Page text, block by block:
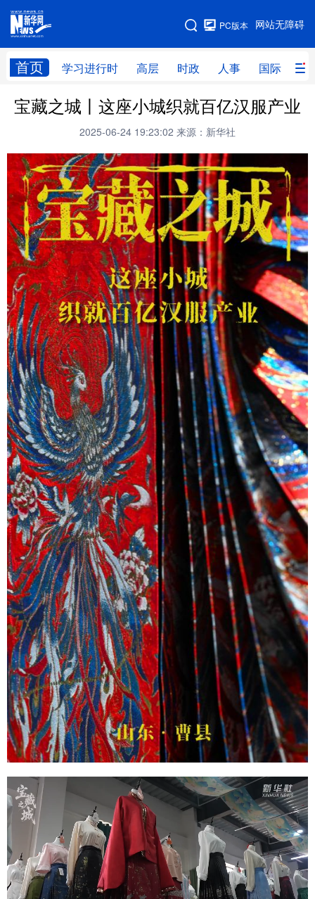
网站无障碍
PC版本
首页 学习进行时 高层 时政 人事 国际 财
网站地图
学习进行时 高层 时政 人事
财经 网评
台湾 思客智库 全球连线 教育
科技 科创 量子 体育
文化 书画 健康 军事
访谈 视频 图片
法律 中央文件 金融 汽车
食品 人居 信息化 数字经济
学术中国 乡村振兴 银龄 溯源中国
城市 旅游 能源 会展
彩票 娱乐 时尚 悦读
公益 一带一路 亚太网 上市公司
文化产业
地方频道
北京 天津 河北 山西
辽宁 吉林 上海 江苏
浙江 安徽 福建 江西
山东 河南 湖北 湖南
广东 广西 海南 重庆
四川 贵州 云南 西藏
陕西 甘肃 青海 宁夏
新疆 内蒙古 黑龙江
多语种频道
English Español Français عربى
Русский язык 日本語 한국어
Deutsch Português
宝藏之城丨这座小城织就百亿汉服产业
2025-06-24 19:23:02 来源：新华社